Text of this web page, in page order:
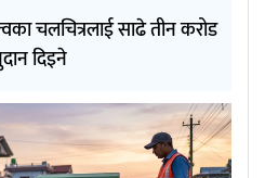
चलचित्रलाई साढे तीन करोड
दिइने